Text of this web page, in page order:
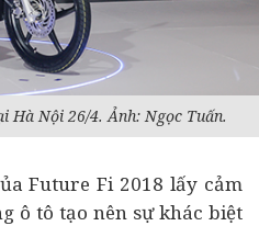
Nội 26/4. Ảnh: Ngọc Tuấn.
Future Fi 2018 lấy cảm
ô tô tạo nên sự khác biệt